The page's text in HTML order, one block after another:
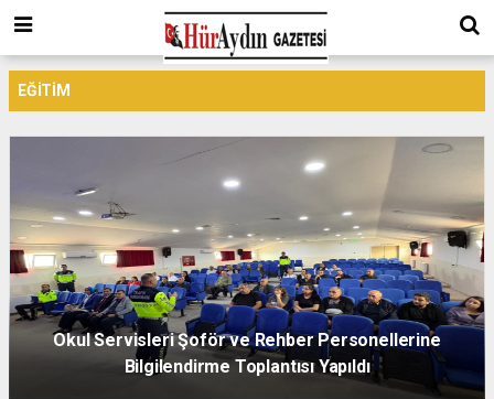
EĞITIM
Okul Servisleri Şoför ve Rehber Personellerine
Bilgilendirme Toplantısı Yapıldı